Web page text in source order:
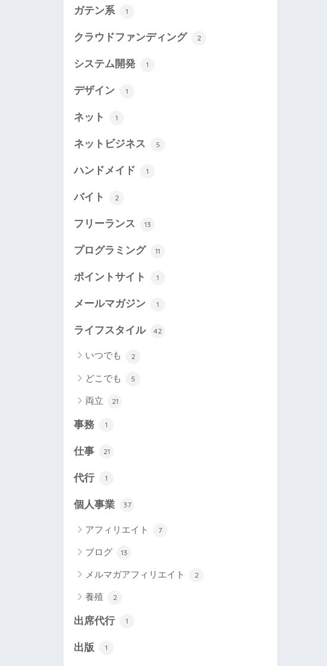
ガテン系 1
クラウドファンディング 2
システム開発 1
デザイン 1
ネット 1
ネットビジネス 5
ハンドメイド 1
バイト 2
フリーランス 13
プログラミング 11
ポイントサイト 1
メールマガジン 1
ライフスタイル 42
いつでも 2
どこでも 5
両立 21
事務 1
仕事 21
代行 1
個人事業 37
アフィリエイト 7
ブログ 13
メルマガアフィリエイト 2
養殖 2
出席代行 1
出版 1